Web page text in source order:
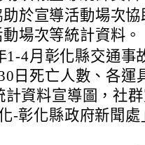
於宣導活動場次
場次等統計資料。
1-4月彰化縣交通事
日死亡人數、各運
計資料宣導圖，社
-彰化縣政府新聞